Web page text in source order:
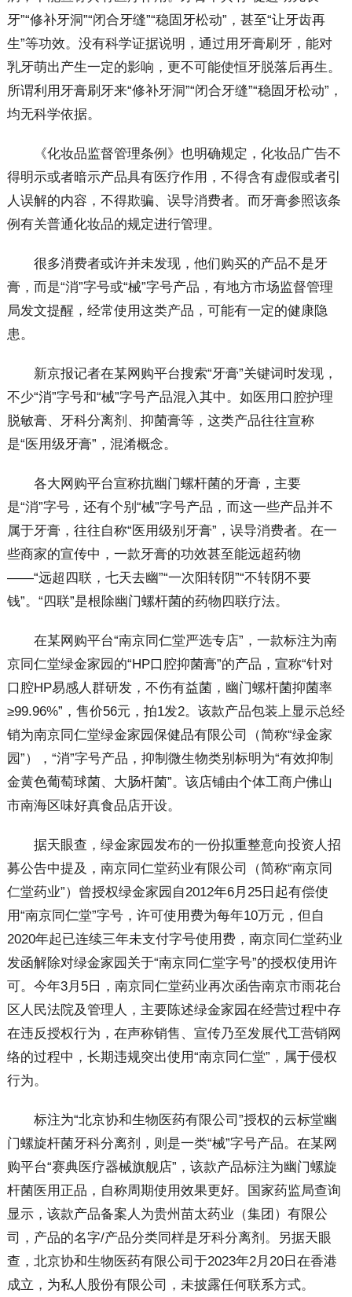
牙”“修补牙洞”“闭合牙缝”“稳固牙松动”，甚至“让牙齿再
生”等功效。没有科学证据说明，通过用牙膏刷牙，能对
乳牙萌出产生一定的影响，更不可能使恒牙脱落后再生。
所谓利用牙膏刷牙来“修补牙洞”“闭合牙缝”“稳固牙松动”，
均无科学依据。
《化妆品监督管理条例》也明确规定，化妆品广告不
得明示或者暗示产品具有医疗作用，不得含有虚假或者引
人误解的内容，不得欺骗、误导消费者。而牙膏参照该条
例有关普通化妆品的规定进行管理。
很多消费者或许并未发现，他们购买的产品不是牙
膏，而是“消”字号或“械”字号产品，有地方市场监督管理
局发文提醒，经常使用这类产品，可能有一定的健康隐
患。
新京报记者在某网购平台搜索“牙膏”关键词时发现，
不少“消”字号和“械”字号产品混入其中。如医用口腔护理
脱敏膏、牙科分离剂、抑菌膏等，这类产品往往宣称
是“医用级牙膏”，混淆概念。
各大网购平台宣称抗幽门螺杆菌的牙膏，主要
是“消”字号，还有个别“械”字号产品，而这一些产品并不
属于牙膏，往往自称“医用级别牙膏”，误导消费者。在一
些商家的宣传中，一款牙膏的功效甚至能远超药物
——“远超四联，七天去幽”“一次阳转阴”“不转阴不要
钱”。“四联”是根除幽门螺杆菌的药物四联疗法。
在某网购平台“南京同仁堂严选专店”，一款标注为南
京同仁堂绿金家园的“HP口腔抑菌膏”的产品，宣称“针对
口腔HP易感人群研发，不伤有益菌，幽门螺杆菌抑菌率
≥99.96%”，售价56元，拍1发2。该款产品包装上显示总经
销为南京同仁堂绿金家园保健品有限公司（简称“绿金家
园”），“消”字号产品，抑制微生物类别标明为“有效抑制
金黄色葡萄球菌、大肠杆菌”。该店铺由个体工商户佛山
市南海区味好真食品店开设。
据天眼查，绿金家园发布的一份拟重整意向投资人招
募公告中提及，南京同仁堂药业有限公司（简称“南京同
仁堂药业”）曾授权绿金家园自2012年6月25日起有偿使
用“南京同仁堂”字号，许可使用费为每年10万元，但自
2020年起已连续三年未支付字号使用费，南京同仁堂药业
发函解除对绿金家园关于“南京同仁堂字号”的授权使用许
可。今年3月5日，南京同仁堂药业再次函告南京市雨花台
区人民法院及管理人，主要陈述绿金家园在经营过程中存
在违反授权行为，在声称销售、宣传乃至发展代工营销网
络的过程中，长期违规突出使用“南京同仁堂”，属于侵权
行为。
标注为“北京协和生物医药有限公司”授权的云标堂幽
门螺旋杆菌牙科分离剂，则是一类“械”字号产品。在某网
购平台“赛典医疗器械旗舰店”，该款产品标注为幽门螺旋
杆菌医用正品，自称周期使用效果更好。国家药监局查询
显示，该款产品备案人为贵州苗太药业（集团）有限公
司，产品的名字/产品分类同样是牙科分离剂。另据天眼
查，北京协和生物医药有限公司于2023年2月20日在香港
成立，为私人股份有限公司，未披露任何联系方式。